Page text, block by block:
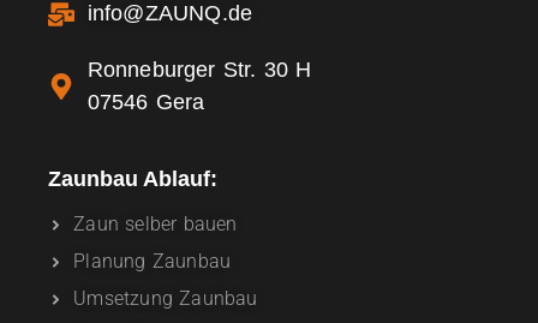
info@ZAUNQ.de
Ronneburger Str. 30 H
07546 Gera
Zaunbau Ablauf:
Zaun selber bauen
Planung Zaunbau
Umsetzung Zaunbau